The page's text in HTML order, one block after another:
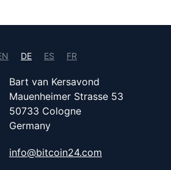
DE ES FR
Bart van Kersavond
Mauenheimer Strasse 53
50733 Cologne
Germany
info@bitcoin24.com